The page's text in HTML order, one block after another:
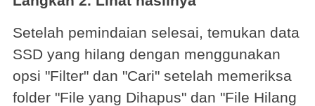
Setelah pemindaian selesai, temukan data
SSD yang hilang dengan menggunakan
opsi "Filter" dan "Cari" setelah memeriksa
folder "File yang Dihapus" dan "File Hilang